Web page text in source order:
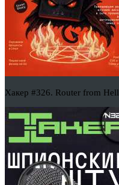
Хакер #326. Router from Hell